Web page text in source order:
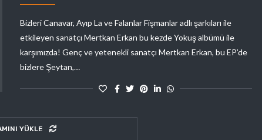
Bizleri Canavar, Ayıp La ve Falanlar Fişmanlar adlı şarkıları ile
etkileyen sanatçı Mertkan Erkan bu kezde Yokuş albümü ile
karşımızda! Genç ve yetenekli sanatçı Mertkan Erkan, bu EP’de
bizlere Şeytan,…
YÜKLE